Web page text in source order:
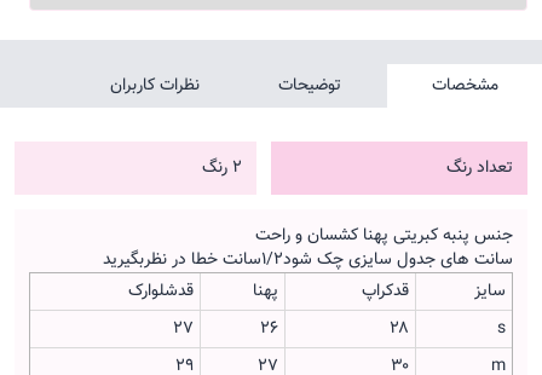
مشخصات توضیحات نظرات کاربران
تعداد رنگ 2 رنگ
جنس پنبه کبریتی پهنا کشسان و راحت
سانت های جدول سایزی چک شود۱/۲سانت خطا در نظربگیرید
سایز
قدکراپ پهنا
قدشلوارک
s
۲۸ ۲۶
۲۷
m
۳۰ ۲۷
۲۹